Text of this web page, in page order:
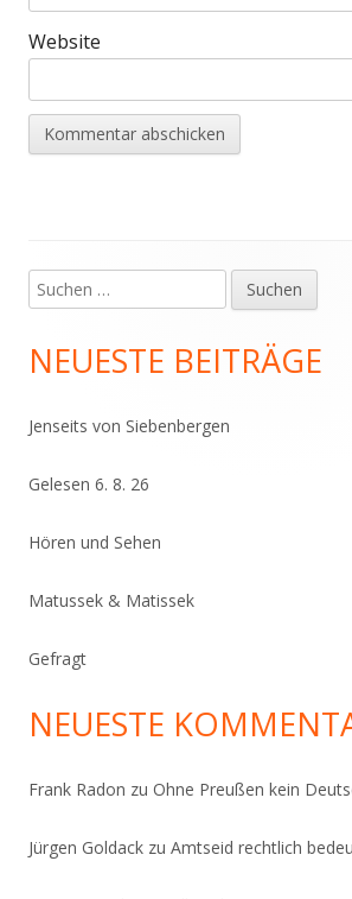
Website
Haupt-
Seitenleiste
Suchen
nach:
NEUESTE BEITRÄGE
Jenseits von Siebenbergen
Gelesen 6. 8. 26
Hören und Sehen
Matussek & Matissek
Gefragt
NEUESTE
Frank Radon zu Ohne Preußen kein
Jürgen Goldack zu Amtseid rechtlich